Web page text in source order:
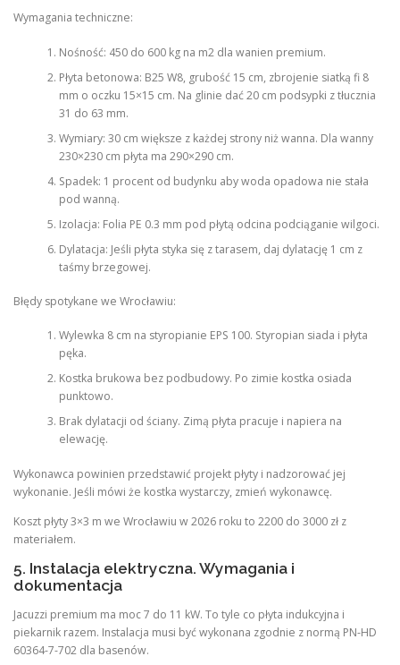
Wymagania techniczne:
Nośność: 450 do 600 kg na m2 dla wanien premium.
Płyta betonowa: B25 W8, grubość 15 cm, zbrojenie siatką fi 8
mm o oczku 15×15 cm. Na glinie dać 20 cm podsypki z tłucznia
31 do 63 mm.
Wymiary: 30 cm większe z każdej strony niż wanna. Dla wanny
230×230 cm płyta ma 290×290 cm.
Spadek: 1 procent od budynku aby woda opadowa nie stała
pod wanną.
Izolacja: Folia PE 0.3 mm pod płytą odcina podciąganie wilgoci.
Dylatacja: Jeśli płyta styka się z tarasem, daj dylatację 1 cm z
taśmy brzegowej.
Błędy spotykane we Wrocławiu:
Wylewka 8 cm na styropianie EPS 100. Styropian siada i płyta
pęka.
Kostka brukowa bez podbudowy. Po zimie kostka osiada
punktowo.
Brak dylatacji od ściany. Zimą płyta pracuje i napiera na
elewację.
Wykonawca powinien przedstawić projekt płyty i nadzorować jej
wykonanie. Jeśli mówi że kostka wystarczy, zmień wykonawcę.
Koszt płyty 3×3 m we Wrocławiu w 2026 roku to 2200 do 3000 zł z
materiałem.
5. Instalacja elektryczna. Wymagania i
dokumentacja
Jacuzzi premium ma moc 7 do 11 kW. To tyle co płyta indukcyjna i
piekarnik razem. Instalacja musi być wykonana zgodnie z normą PN-HD
60364-7-702 dla basenów.